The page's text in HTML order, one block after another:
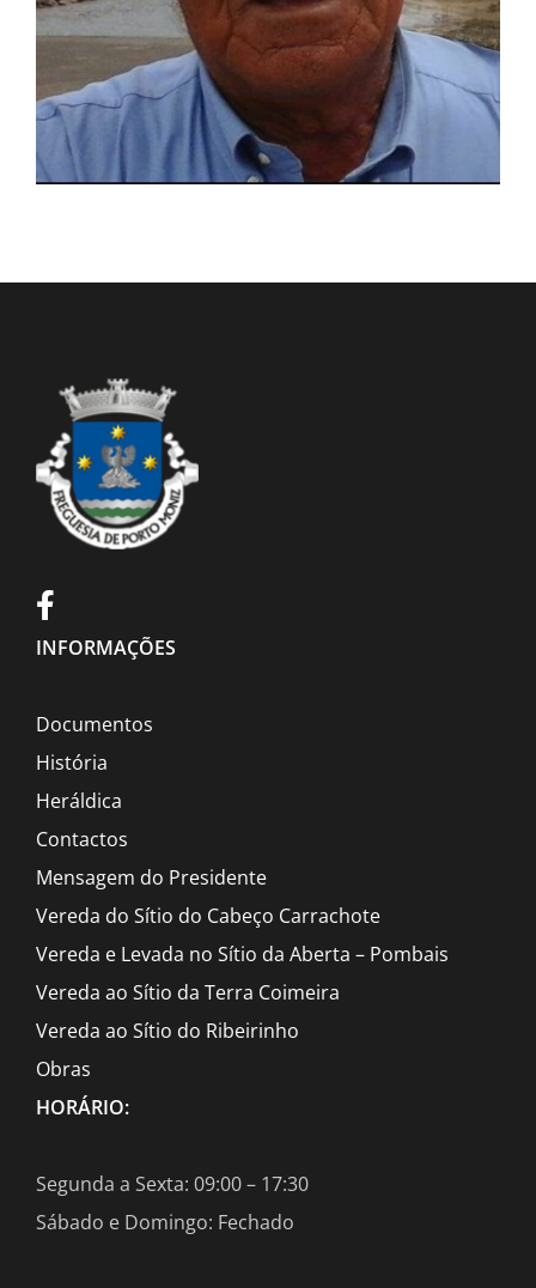
INFORMAÇÕES
Documentos
História
Heráldica
Contactos
Mensagem do Presidente
Vereda do Sítio do Cabeço Carrachote
Vereda e Levada no Sítio da Aberta – Pombais
Vereda ao Sítio da Terra Coimeira
Vereda ao Sítio do Ribeirinho
Obras
HORÁRIO:
Segunda a Sexta: 09:00 – 17:30
Sábado e Domingo: Fechado